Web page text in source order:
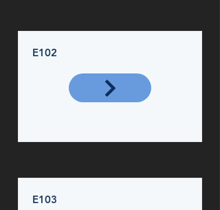
E102
E103